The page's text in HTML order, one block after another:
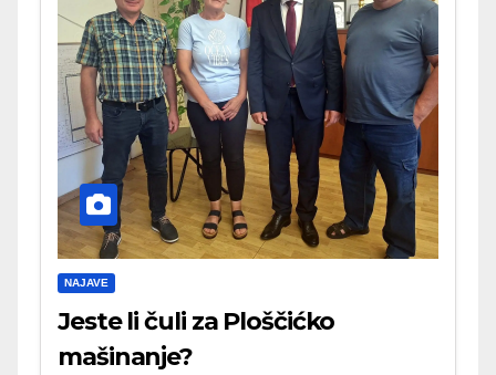
NAJAVE
Jeste li čuli za Ploščićko
mašinanje?